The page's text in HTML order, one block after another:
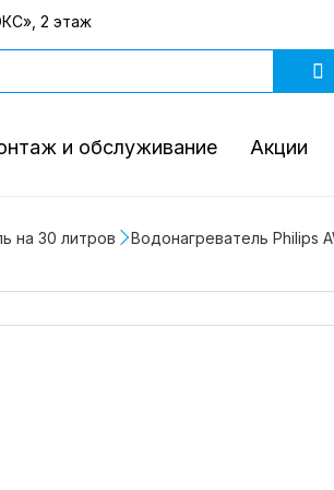
2 этаж
и обслуживание Акции
на 30 литров Водонагреватель Philips